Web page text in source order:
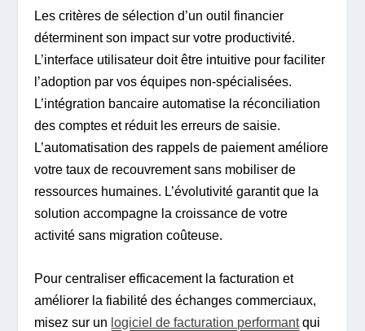
Les critères de sélection d’un outil financier
déterminent son impact sur votre productivité.
L’interface utilisateur doit être intuitive pour faciliter
l’adoption par vos équipes non-spécialisées.
L’intégration bancaire automatise la réconciliation
des comptes et réduit les erreurs de saisie.
L’automatisation des rappels de paiement améliore
votre taux de recouvrement sans mobiliser de
ressources humaines. L’évolutivité garantit que la
solution accompagne la croissance de votre
activité sans migration coûteuse.
Pour centraliser efficacement la facturation et
améliorer la fiabilité des échanges commerciaux,
misez sur un logiciel de facturation performantqui